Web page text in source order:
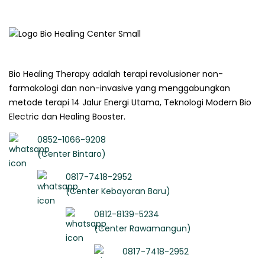
Bio Healing Therapy adalah terapi revolusioner non-
farmakologi dan non-invasive yang menggabungkan
metode terapi 14 Jalur Energi Utama, Teknologi Modern Bio
Electric dan Healing Booster.
0852-1066-9208
(Center Bintaro)
0817-7418-2952
(Center Kebayoran Baru)
0812-8139-5234
(Center Rawamangun)
0817-7418-2952